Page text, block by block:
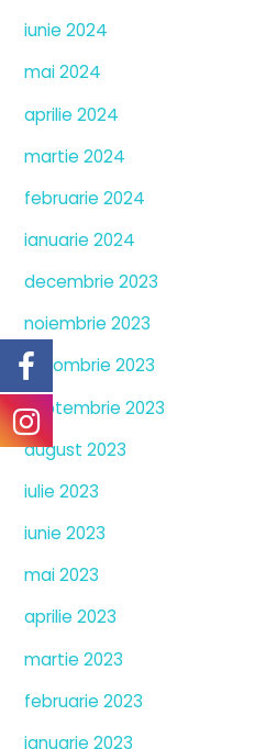
iunie 2024
mai 2024
aprilie 2024
martie 2024
februarie 2024
ianuarie 2024
decembrie 2023
noiembrie 2023
octombrie 2023
septembrie 2023
august 2023
iulie 2023
iunie 2023
mai 2023
aprilie 2023
martie 2023
februarie 2023
ianuarie 2023